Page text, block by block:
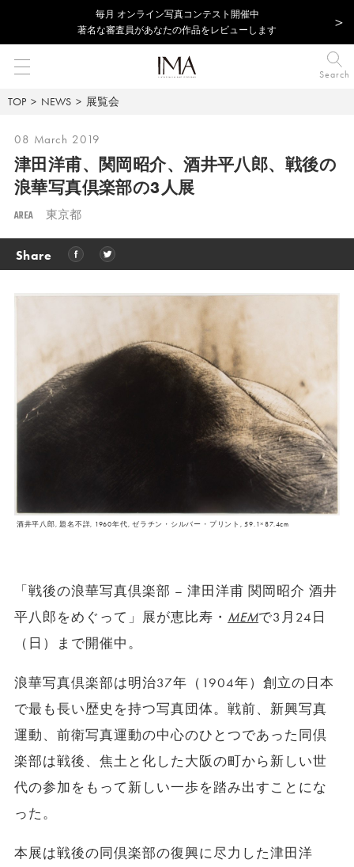
毎⽉ オンライン写真コンテスト開催中
著名な審査員があなたの作品をレビューします
Search
TOP NEWS 展覧会
08 March 2019
津田洋甫、関岡昭介、酒井平八郎、 戦後の
浪華写真倶楽部の3人展
AREA 東京都
Share
酒井平八郎, 題名不詳, 1960年代, ゼラチン・シルバー・プリント, 59.1×87.4cm
「戦後の浪華写真倶楽部 – 津田洋甫 関岡昭介 酒井
平八郎をめぐって」展が恵比寿・ MEMで3月24日
（日）まで開催中。
浪華写真倶楽部は明治37年（1904年）創立の日本
で最も長い歴史を持つ写真団体。戦前、新興写真
運動、前衛写真運動の中心のひとつであった同倶
楽部は戦後、焦土と化した大阪の町から新しい世
代の参加をもって新しい一歩を踏み出すことにな
った。
本展は戦後の同倶楽部の復興に尽力した津田洋